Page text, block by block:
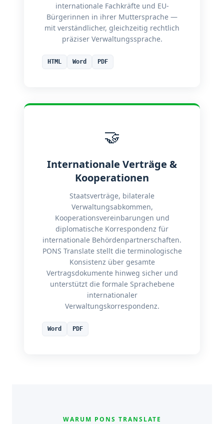
internationale Fachkräfte und EU-
Bürgerinnen in ihrer Muttersprache —
mit verständlicher, gleichzeitig rechtlich
präziser Verwaltungssprache.
HTML Word PDF
🤝
Internationale Verträge &
Kooperationen
Staatsverträge, bilaterale
Verwaltungsabkommen,
Kooperationsvereinbarungen und
diplomatische Korrespondenz für
internationale Behördenpartnerschaften.
PONS Translate stellt die terminologische
Konsistenz über gesamte
Vertragsdokumente hinweg sicher und
unterstützt die formale Sprachebene
internationaler
Verwaltungskorrespondenz.
Word PDF
WARUM PONS TRANSLATE